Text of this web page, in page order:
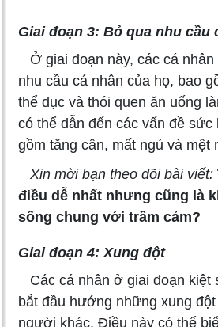
Giai đoạn 3: Bỏ qua nhu cầu
Ở giai đoạn này, các cá nhân
nhu cầu cá nhân của họ, bao
thể dục và thói quen ăn uống
có thể dẫn đến các vấn đề sức
gồm tăng cân, mất ngủ và mệt
Xin mời bạn theo dõi bài viết:
điều dễ nhất nhưng cũng là
sống chung với trầm cảm?
Giai đoạn 4: Xung đột
Các cá nhân ở giai đoạn kiệt
bắt đầu hướng những xung
người khác. Điều này có thể